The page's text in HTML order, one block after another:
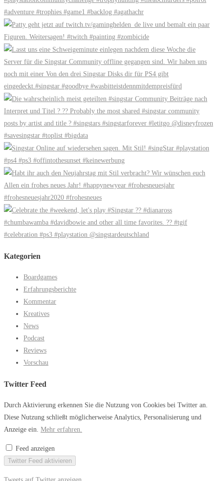
Kategorien
Boardgames
Erfahrungsberichte
Kommentar
Kreatives
News
Podcast
Reviews
Vorschau
Twitter Feed
Durch Aktivierung erkennen Sie die Nutzung von Cookies bei Twitter an.
Diese Nutzung schließt möglicherweise Analytics, Personalisierung und
Anzeige ein. Mehr erfahren.
Feed anzeigen
Twitter Feed aktivieren